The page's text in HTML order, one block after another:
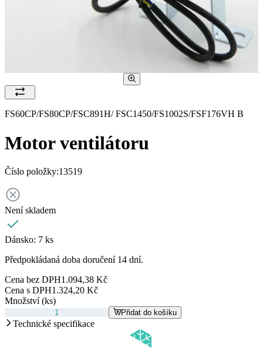
FS60CP/FS80CP/FSC891H/ FSC1450/FS1002S/FSF176VH B
Motor ventilátoru
Číslo položky:13519
Není skladem
Dánsko: 7 ks
Předpokládaná doba doručení 14 dní.
Cena bez DPH1.094,38 Kč
Cena s DPH1.324,20 Kč
Množství (ks)
Přidat do košíku
Technické specifikace